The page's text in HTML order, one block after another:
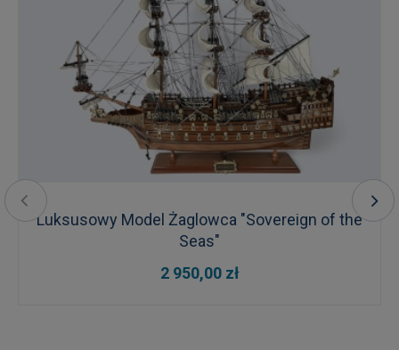
Luksusowy Model Żaglowca "Sovereign of the
Seas"
2 950,00 zł